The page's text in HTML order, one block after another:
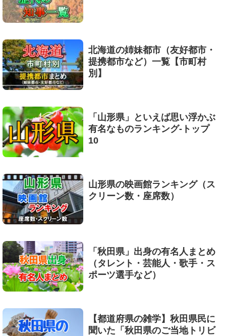
北海道の姉妹都市（友好都市・
提携都市など）一覧【市町村
別】
「山形県」といえば思い浮かぶ
有名なものランキング-トップ
10
山形県の映画館ランキング（ス
クリーン数・座席数）
「秋田県」出身の有名人まとめ
（タレント・芸能人・歌手・ス
ポーツ選手など）
【都道府県の雑学】秋田県民に
聞いた「秋田県のご当地トリビ